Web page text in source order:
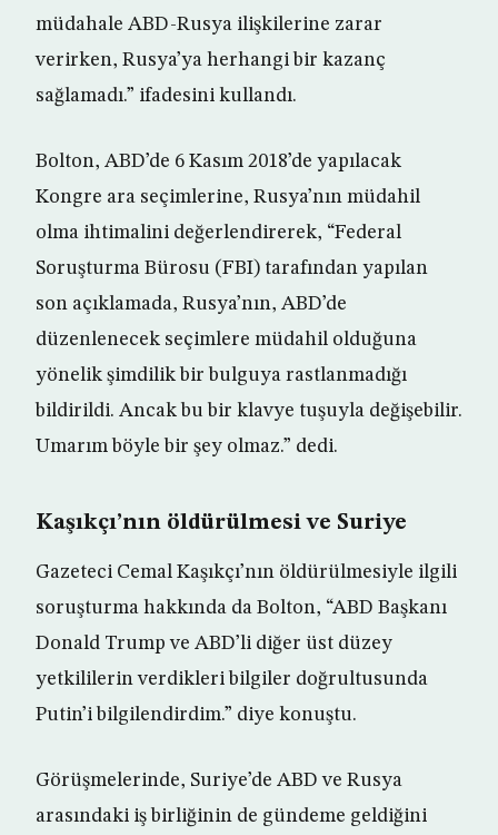
müdahale ABD-Rusya ilişkilerine zarar
verirken, Rusya’ya herhangi bir kazanç
sağlamadı.” ifadesini kullandı.
Bolton, ABD’de 6 Kasım 2018’de yapılacak
Kongre ara seçimlerine, Rusya’nın müdahil
olma ihtimalini değerlendirerek, “Federal
Soruşturma Bürosu (FBI) tarafından yapılan
son açıklamada, Rusya’nın, ABD’de
düzenlenecek seçimlere müdahil olduğuna
yönelik şimdilik bir bulguya rastlanmadığı
bildirildi. Ancak bu bir klavye tuşuyla değişebilir.
Umarım böyle bir şey olmaz.” dedi.
Kaşıkçı’nın öldürülmesi ve Suriye
Gazeteci Cemal Kaşıkçı’nın öldürülmesiyle ilgili
soruşturma hakkında da Bolton, “ABD Başkanı
Donald Trump ve ABD’li diğer üst düzey
yetkililerin verdikleri bilgiler doğrultusunda
Putin’i bilgilendirdim.” diye konuştu.
Görüşmelerinde, Suriye’de ABD ve Rusya
arasındaki iş birliğinin de gündeme geldiğini